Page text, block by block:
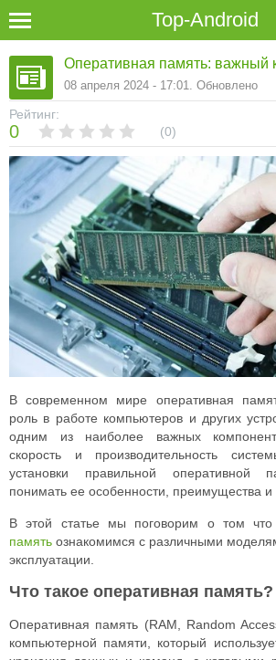
Top-Android
Рейтинг:
0 0
Оперативная память: важный
08 апреля 2024 - 17:01. Обновлено
В современном мире оперативная
роль в работе компьютеров и других
одним из наиболее важных
скорость и производительность
установки правильной оперативной
понимать ее особенности, преимущества и
В этой статье мы поговорим о том что
память ознакомимся с различными
эксплуатации.
Что такое оперативная память?
Оперативная память (RAM, Random
компьютерной памяти, который